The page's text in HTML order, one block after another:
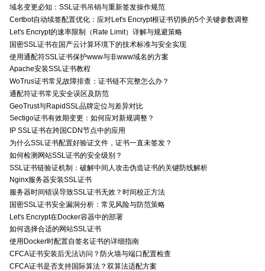
域名变更必知：SSL证书吊销与重新签发操作规范
Certbot自动续签配置优化：应对Let's Encrypt根证书切换的5个关键参数调整
Let's Encrypt的速率限制（Rate Limit）详解与规避策略
国密SSL证书在国产云计算环境下的技术标准与安全实现
使用通配符SSL证书保护www与非www域名的方案
Apache安装SSL证书教程
WoTrus证书常见故障排查：证书链不完整怎么办？
通配符证书常见安全误区及防范
GeoTrust与RapidSSL品牌定位与差异对比
Sectigo证书有效期变更：如何应对新规调整？
IP SSL证书在跨国CDN节点中的应用
为什么SSL证书配置好验证文件，证书一直未签发？
如何检测网站SSL证书的安全级别？
SSL证书链验证机制：破解中间人攻击伪造证书的关键防线解析
Nginx服务器安装SSL证书
服务器时间错误导致SSL证书无效？时间校正方法
国密SSL证书安全漏洞分析：常见风险与防范策略
Let's Encrypt在Docker容器中的部署
如何选择合适的网站SSL证书
使用Docker时配置自签名证书的详细指南
CFCA证书安装后无法访问？防火墙与端口配置检查
CFCA证书是否支持国际算法？双算法适配方案